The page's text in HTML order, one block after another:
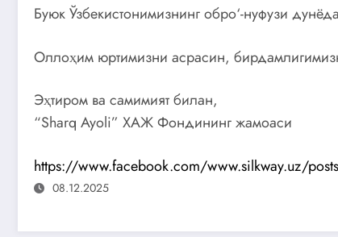
Буюк Ўзбекистонимизнинг обро‘-нуфузи
Оллоҳим юртимизни асрасин,
Эҳтиром ва самимият билан,
“Sharq Ayoli” ХАЖ Фондининг жамоаси
https://www.facebook.com/www.silkway.uz/
08.12.2025